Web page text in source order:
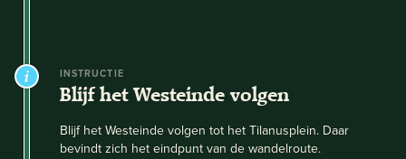
INSTRUCTIE
Blijf het Westeinde volgen
Blijf het Westeinde volgen tot het Tilanusplein. Daar
bevindt zich het eindpunt van de wandelroute.